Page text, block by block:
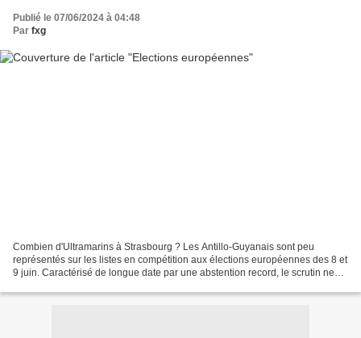
Publié le 07/06/2024 à 04:48
Par fxg
Combien d'Ultramarins à Strasbourg ? Les Antillo-Guyanais sont peu
représentés sur les listes en compétition aux élections européennes des 8 et
9 juin. Caractérisé de longue date par une abstention record, le scrutin ne